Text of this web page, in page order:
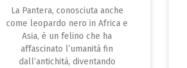
La Pantera, conosciuta anche
come leopardo nero in Africa e
Asia, è un felino che ha
affascinato l’umanità fin
dall’antichità, diventando